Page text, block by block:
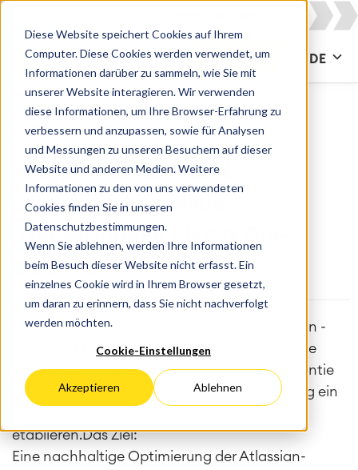
Diese Website speichert Cookies auf Ihrem
Computer. Diese Cookies werden verwendet, um
Informationen darüber zu sammeln, wie Sie mit
unserer Website interagieren. Wir verwenden
diese Informationen, um Ihre Browser-Erfahrung zu
verbessern und anzupassen, sowie für Analysen
und Messungen zu unseren Besuchern auf dieser
Website und anderen Medien. Weitere
Informationen zu den von uns verwendeten
Cookies finden Sie in unseren
Datenschutzbestimmungen.
Wenn Sie ablehnen, werden Ihre Informationen
beim Besuch dieser Website nicht erfasst. Ein
einzelnes Cookie wird in Ihrem Browser gesetzt,
um daran zu erinnern, dass Sie nicht nachverfolgt
werden möchten.
Cookie-Einstellungen
Akzeptieren Ablehnen
KONTAKT DE
Budgetfreundlich und
zukunftssicher: Neue
Lizenzstrategie für CG Car-
Garantie
CarGarantie spart 25% an Atlassian-Lizenzen -
ohne FunktionsverlustDurch eine strategische
Partnerschaft mit catworkx konnte CarGarantie
die IT-Kosten deutlich senken und gleichzeitig ein
etablieren.Das Ziel:
Eine nachhaltige Optimierung der Atlassian-